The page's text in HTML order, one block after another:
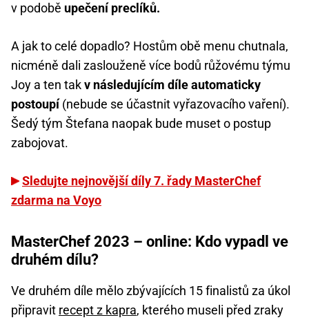
v podobě upečení preclíků.
A jak to celé dopadlo? Hostům obě menu chutnala,
nicméně dali zaslouženě více bodů růžovému týmu
Joy a ten takv následujícím díle automaticky
postoupí (nebude se účastnit vyřazovacího vaření).
Šedý tým Štefana naopak bude muset o postup
zabojovat.
Sledujte nejnovější díly 7. řady MasterChef
zdarma na Voyo
MasterChef 2023 – online: Kdo vypadl ve
druhém dílu?
Ve druhém díle mělo zbývajících 15 finalistů za úkol
připravit recept z kapra, kterého museli před zraky